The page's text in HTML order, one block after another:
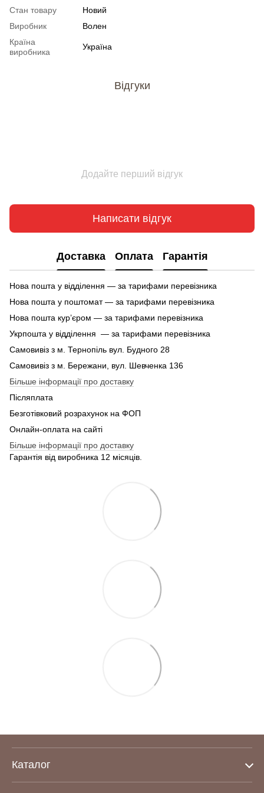
Стан товару
Новий
Виробник
Волен
Країна
виробника
Україна
Відгуки
Додайте перший відгук
Написати відгук
Доставка Оплата Гарантія
Нова пошта у відділення — за тарифами перевізника
Нова пошта у поштомат — за тарифами перевізника
Нова пошта кур’єром — за тарифами перевізника
Укрпошта у відділення — за тарифами перевізника
Самовивіз з м. Тернопіль вул. Будного 28
Самовивіз з м. Бережани, вул. Шевченка 136
Більше інформації про доставку
Післяплата
Безготівковий розрахунок на ФОП
Онлайн-оплата на сайті
Більше інформації про доставку
Гарантія від виробника 12 місяців.
Каталог